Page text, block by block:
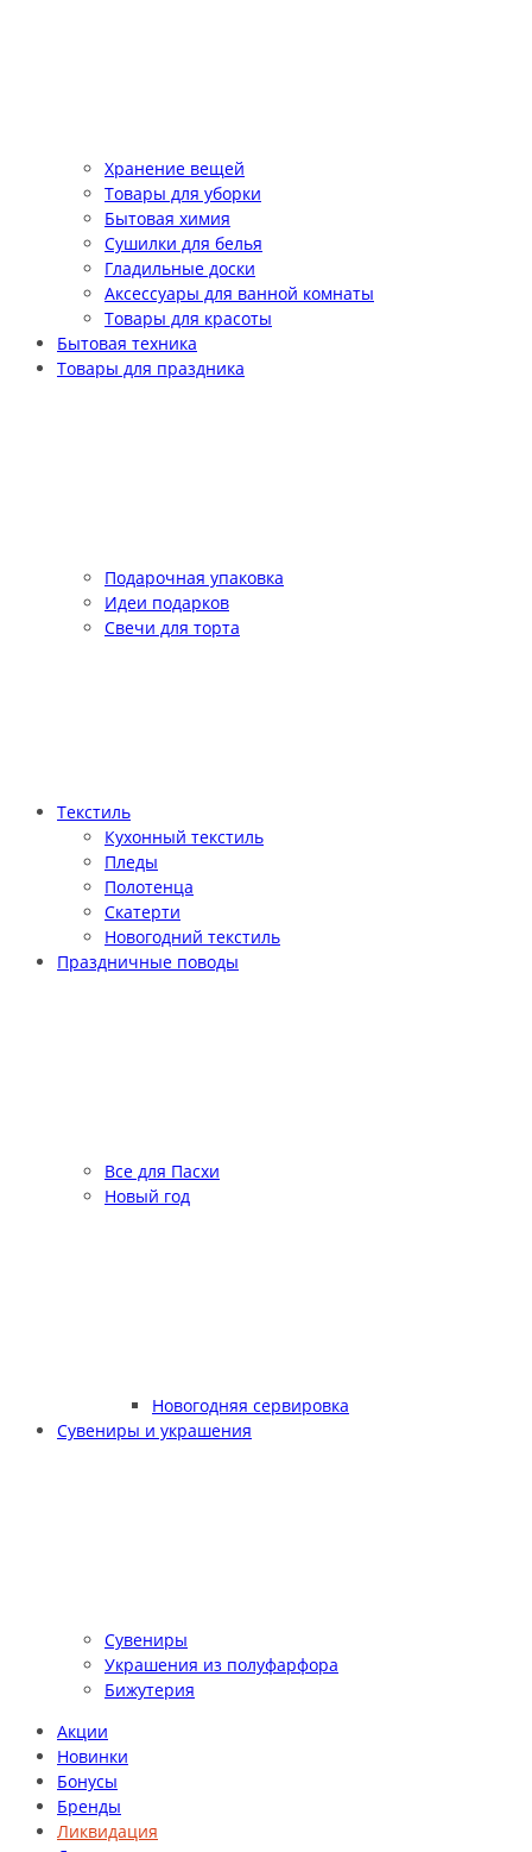
Хранение вещей
Товары для уборки
Бытовая химия
Сушилки для белья
Гладильные доски
Аксессуары для ванной комнаты
Товары для красоты
Бытовая техника
Товары для праздника
Подарочная упаковка
Идеи подарков
Свечи для торта
Текстиль
Кухонный текстиль
Пледы
Полотенца
Скатерти
Новогодний текстиль
Праздничные поводы
Все для Пасхи
Новый год
Новогодняя сервировка
Сувениры и украшения
Сувениры
Украшения из полуфарфора
Бижутерия
Акции
Новинки
Бонусы
Бренды
Ликвидация